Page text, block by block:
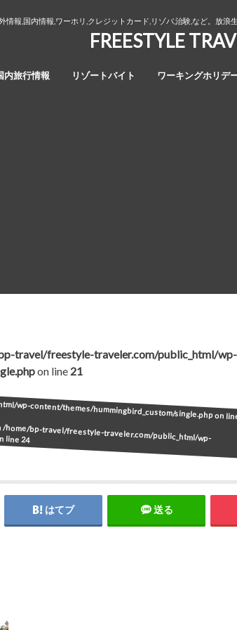
情報,国内情報,ワーホリ,クレジットカード,リゾバ,治験,など。放浪
FREESTYLE
内旅行情報 リゾートバイト ワーキングホリデ
travel/freestyle-traveler.com/public_html/wp-
on line 21
wp-content/themes/hummingbird_custom/single.php on
/home/bp-travel/freestyle-traveler.com/public_html/wp-
line 24
はてブ 送る